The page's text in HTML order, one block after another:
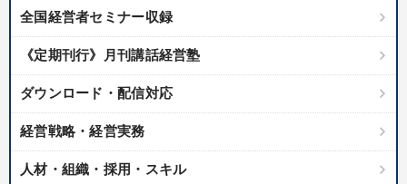
全国経営者セミナー収録
《定期刊行》月刊講話経営塾
ダウンロード・配信対応
経営戦略・経営実務
人材・組織・採用・スキル